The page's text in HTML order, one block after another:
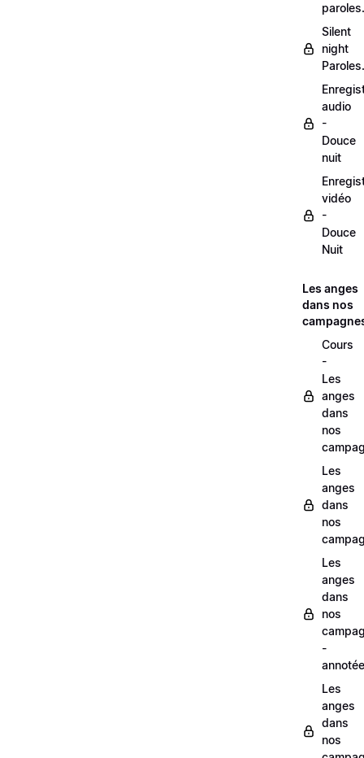
Silent
night
audio
-
Douce
nuit
vidéo
-
Douce
Nuit
Les anges
dans nos
Cours
-
Les
anges
dans
nos
Les
anges
dans
nos
Les
anges
dans
nos
-
Les
anges
dans
nos